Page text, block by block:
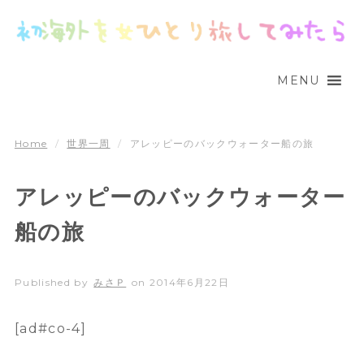
MENU
Home / 世界一周 / アレッピーのバックウォーター船の旅
アレッピーのバックウォーター
船の旅
Published by みさＰ on 2014年6月22日
[ad#co-4]